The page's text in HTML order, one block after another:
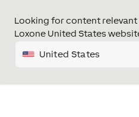
Looking for content
Loxone United States
United States